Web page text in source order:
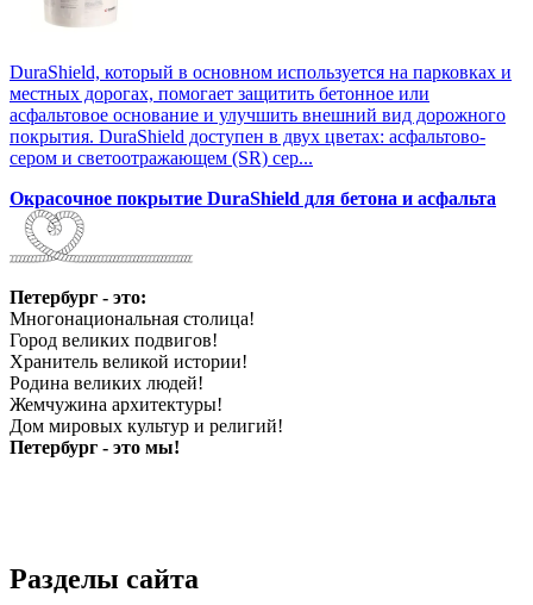
DuraShield, который в основном используется на парковках и
местных дорогах, помогает защитить бетонное или
асфальтовое основание и улучшить внешний вид дорожного
покрытия. DuraShield доступен в двух цветах: асфальтово-
сером и светоотражающем (SR) сер...
Окрасочное покрытие DuraShield для бетона и асфальта
Петербург - это:
Многонациональная столица!
Город великих подвигов!
Хранитель великой истории!
Родина великих людей!
Жемчужина архитектуры!
Дом мировых культур и религий!
Петербург - это мы!
Разделы сайта